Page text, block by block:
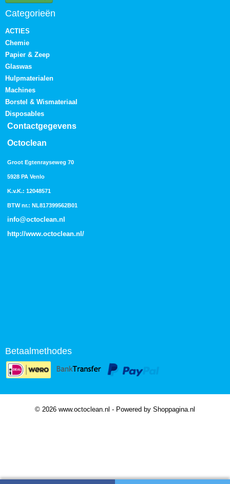
Categorieën
ACTIES
Chemie
Papier & Zeep
Glaswas
Hulpmaterialen
Machines
Borstel & Wismateriaal
Disposables
Contactgegevens
Octoclean
Groot Egtenrayseweg 70
5928 PA Venlo
K.v.K.: 12048571
BTW nr.: NL817399562B01
info@octoclean.nl
http://www.octoclean.nl /
Betaalmethodes
© 2026 www.octoclean.nl - Powered by Shoppagina.nl